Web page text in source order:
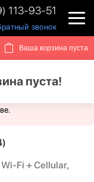
113-93-51
звонок
Ваша корзина пуста
пуста!
Вас доступен
Fi + Cellular,